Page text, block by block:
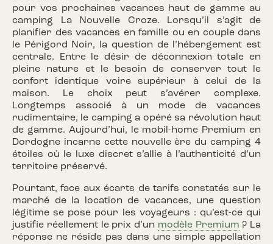
pour vos prochaines vacances haut de gamme au
camping La Nouvelle Croze. Lorsqu’il s’agit de
planifier des vacances en famille ou en couple dans
le Périgord Noir, la question de l’hébergement est
centrale. Entre le désir de déconnexion totale en
pleine nature et le besoin de conserver tout le
confort identique voire supérieur à celui de la
maison. Le choix peut s’avérer complexe.
Longtemps associé à un mode de vacances
rudimentaire, le camping a opéré sa révolution haut
de gamme. Aujourd’hui, le mobil-home Premium en
Dordogne incarne cette nouvelle ère du camping 4
étoiles où le luxe discret s’allie à l’authenticité d’un
territoire préservé.
Pourtant, face aux écarts de tarifs constatés sur le
marché de la location de vacances, une question
légitime se pose pour les voyageurs : qu’est-ce qui
justifie réellement le prix d’un modèle Premium ? La
réponse ne réside pas dans une simple appellation